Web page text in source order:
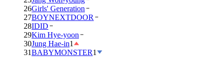
26Girls' Generation
27BOYNEXTDOOR
28IDID
29Kim Hye-yoon
30Jung Hae-in1
31BABYMONSTER1